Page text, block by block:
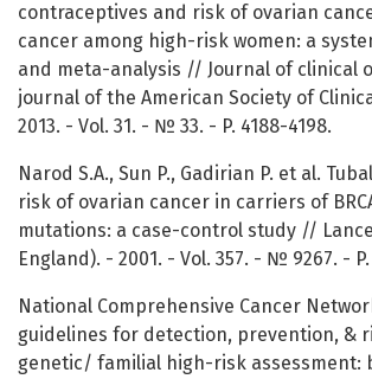
contraceptives and risk of ovarian
cancer among high-risk women: a
and meta-analysis // Journal of clinical
journal of the American Society of
2013. - Vol. 31. - № 33. - P. 4188-4198.
Narod S.A., Sun P., Gadirian P. et al.
risk of ovarian cancer in carriers of
mutations: a case-control study //
England). - 2001. - Vol. 357. - № 9267. - P.
National Comprehensive Cancer
guidelines for detection, prevention, &
genetic/ familial high-risk assessment: